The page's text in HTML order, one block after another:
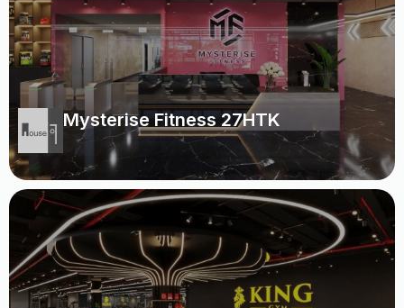
Mysterise Fitness 27HTK